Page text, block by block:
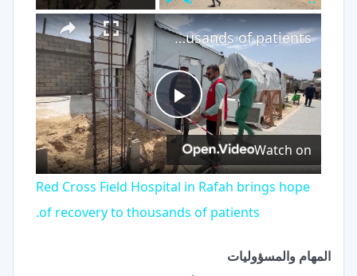
Play Unmute ×
Play
Video
Red Cross Field Hospital in Rafah brings hope of recovery to thousands of patients.
Watch on
Red Cross Field Hospital in Rafah brings hope
of recovery to thousands of patients.
المهام والمسؤوليات